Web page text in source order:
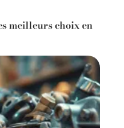
meilleurs choix en